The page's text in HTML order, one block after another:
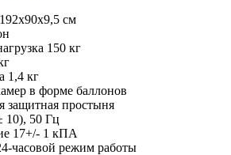
см
150 кг
1,4 кг
в форме баллонов
простыня
10), 50 Гц
17+/- 1 кПА
часовой режим работы